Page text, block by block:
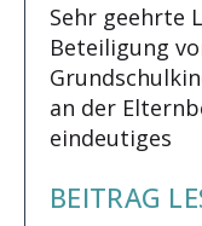
Sehr geehrte
Beteiligung
an der
eindeutiges
BEITRAG